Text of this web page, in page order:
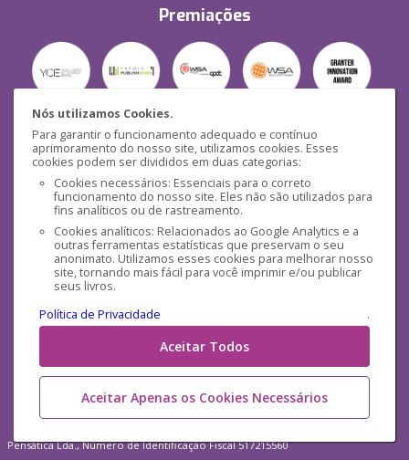
Nós utilizamos Cookies.
Para garantir o funcionamento adequado e contínuo
aprimoramento do nosso site, utilizamos cookies. Esses
cookies podem ser divididos em duas categorias:
Cookies necessários: Essenciais para o correto
funcionamento do nosso site. Eles não são utilizados para
fins analíticos ou de rastreamento.
Cookies analíticos: Relacionados ao Google Analytics e a
outras ferramentas estatísticas que preservam o seu
anonimato. Utilizamos esses cookies para melhorar nosso
site, tornando mais fácil para você imprimir e/ou publicar
seus livros.
Política de Privacidade
.
Aceitar Todos
Aceitar Apenas os Cookies Necessários
Premiações
Segurança
Mídias Sociais
Pensática Lda., Número de Identificação Fiscal 517215560